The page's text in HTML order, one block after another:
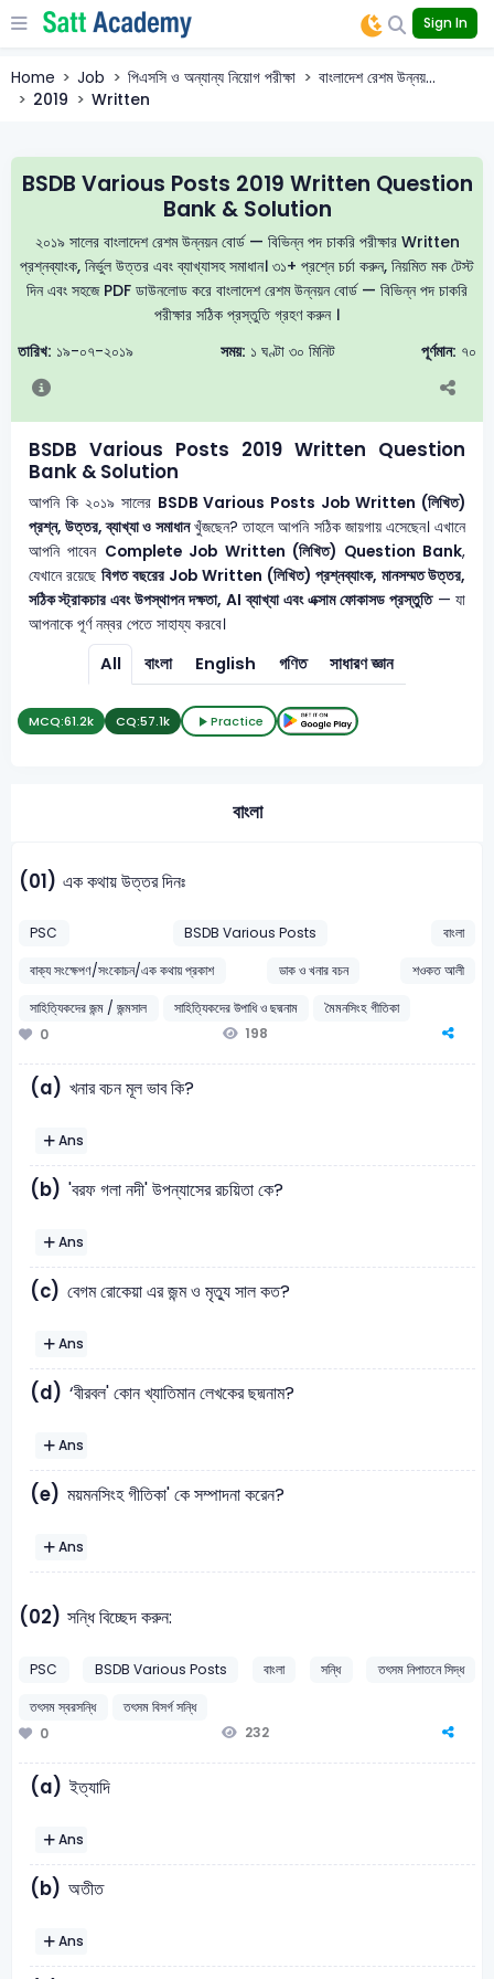
Sign In
Home Job পিএসসি ও অন্যান্য নিয়োগ পরীক্ষা
বাংলাদেশ রেশম উন্নয়...
2019
Written
BSDB Various Posts 2019 Written Question
Bank & Solution
২০১৯ সালের বাংলাদেশ রেশম উন্নয়ন বোর্ড — বিভিন্ন পদ চাকরি পরীক্ষার Written
প্রশ্নব্যাংক, নির্ভুল উত্তর এবং ব্যাখ্যাসহ সমাধান। ৩১+ প্রশ্নে চর্চা করুন, নিয়মিত মক টেস্ট
দিন এবং সহজে PDF ডাউনলোড করে বাংলাদেশ রেশম উন্নয়ন বোর্ড — বিভিন্ন পদ চাকরি
পরীক্ষার সঠিক প্রস্তুতি গ্রহণ করুন ।
তারিখ: ১৯-০৭-২০১৯ সময়: ১ ঘণ্টা ৩০ মিনিট পূর্ণমান: ৭০
BSDB Various Posts 2019 Written Question
Bank & Solution
আপনি কি ২০১৯ সালের BSDB Various Posts Job Written (লিখিত)
প্রশ্ন, উত্তর, ব্যাখ্যা ও সমাধানখুঁজছেন? তাহলে আপনি সঠিক জায়গায় এসেছেন। এখানে
আপনি পাবেন Complete Job Written (লিখিত) Question Bank,
যেখানে রয়েছেবিগত বছরের Job Written (লিখিত) প্রশ্নব্যাংক, মানসম্মত উত্তর,
সঠিক স্ট্রাকচার এবং উপস্থাপন দক্ষতা, AI ব্যাখ্যা এবং এক্সাম ফোকাসড প্রস্তুতি— যা
আপনাকে পূর্ণ নম্বর পেতে সাহায্য করবে।
All বাংলা English গণিত সাধারণ জ্ঞান
MCQ:61.2k CQ:57.1k Practice
বাংলা
(01) এক কথায় উত্তর দিনঃ
PSC BSDB Various Posts
বাংলা
বাক্য সংক্ষেপণ/সংকোচন/এক কথায় প্রকাশ
ডাক ও খনার বচন
শওকত আলী
সাহিত্যিকদের জন্ম / জন্মসাল
সাহিত্যিকদের উপাধি ও ছদ্মনাম
মৈমনসিংহ গীতিকা
0
198
(a) খনার বচন মূল ভাব কি?
Ans
(b) 'বরফ গলা নদী' উপন্যাসের রচয়িতা কে?
Ans
(c) বেগম রোকেয়া এর জন্ম ও মৃত্যু সাল কত?
Ans
(d) ‘বীরবল' কোন খ্যাতিমান লেখকের ছদ্মনাম?
Ans
(e) ময়মনসিংহ গীতিকা' কে সম্পাদনা করেন?
Ans
(02) সন্ধি বিচ্ছেদ করুন:
PSC BSDB Various Posts বাংলা সন্ধি
তৎসম নিপাতনে সিদ্ধ
তৎসম স্বরসন্ধি
তৎসম বিসর্গ সন্ধি
0
232
(a) ইত্যাদি
Ans
(b) অতীত
Ans